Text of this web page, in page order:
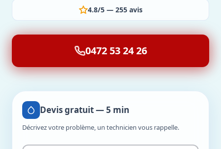
4.8/5 — 255 avis
0472 53 24 26
Devis gratuit — 5 min
Décrivez votre problème, un technicien vous rappelle.